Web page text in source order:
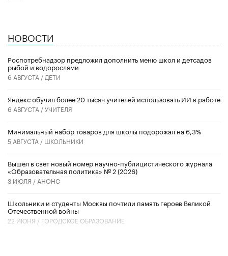
НОВОСТИ
Роспотребнадзор предложил дополнить меню школ и детсадов
рыбой и водорослями
6 АВГУСТА / ДЕТИ
​Яндекс обучил более 20 тысяч учителей использовать ИИ в работе
6 АВГУСТА /УЧИТЕЛЯ
Минимальный набор товаров для школы подорожал на 6,3%
5 АВГУСТА / ШКОЛЬНИКИ
Вышел в свет новый номер научно-публицистического журнала
«Образовательная политика» № 2 (2026)
3 ИЮЛЯ / АНОНС
Школьники и студенты Москвы почтили память героев Великой
Отечественной войны
22 ИЮНЯ / ГОРОДСКОЕ ОБРАЗОВАНИЕ